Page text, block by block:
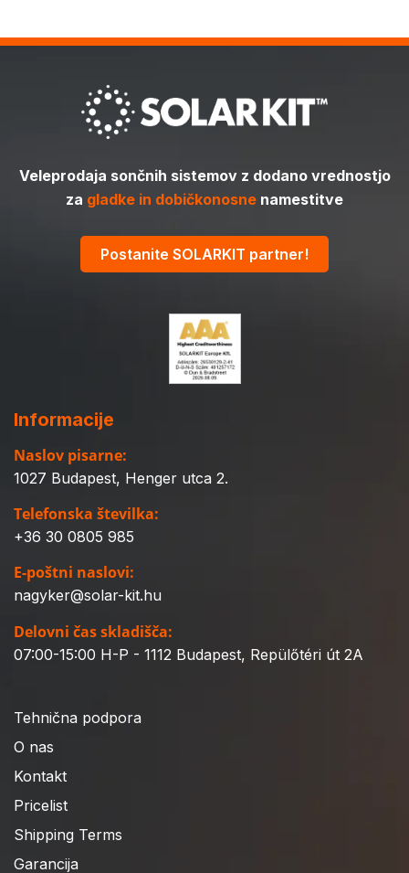
Veleprodaja sončnih sistemov z dodano vrednostjo
za gladke in dobičkonosne namestitve
Postanite SOLARKIT partner!
Informacije
Naslov pisarne:
1027 Budapest, Henger utca 2.
Telefonska številka:
+36 30 0805 985
E-poštni naslovi:
nagyker@solar-kit.hu
Delovni čas skladišča:
07:00-15:00 H-P - 1112 Budapest, Repülőtéri út 2A
Tehnična podpora
O nas
Kontakt
Pricelist
Shipping Terms
Garancija